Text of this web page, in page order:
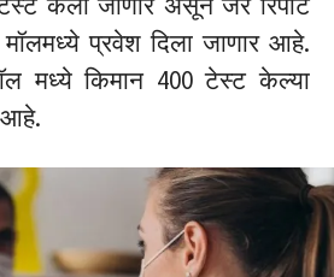
प्रवेश दिला जाणार आहे.
मध्ये किमान 400 टेस्ट केल्या
आहे.